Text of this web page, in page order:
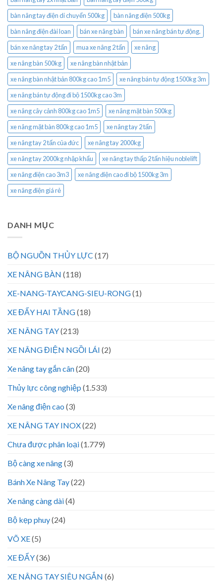
bàn nâng tay điện di chuyển 500kg
bàn nâng điện 500kg
bàn nâng điện đài loan
bán xe nâng bàn
bán xe nâng bán tự động.
bán xe nâng tay 2 tấn
mua xe nâng 2 tấn
xe nâng
xe nâng bàn 500kg
xe nâng bàn nhật bản
xe nâng bàn nhật bản 800kg cao 1m5
xe nâng bán tự động 1500kg 3m
xe nâng bán tự động đi bộ 1500kg cao 3m
xe nâng cây cảnh 800kg cao 1m5
xe nâng mặt bàn 500kg
xe nâng mặt bàn 800kg cao 1m5
xe nâng tay 2 tấn
xe nâng tay 2 tấn của đức
xe nâng tay 2000kg
xe nâng tay 2000kg nhập khẩu
xe nâng tay thấp 2 tấn hiệu noblelift
xe nâng điện cao 3m3
xe nâng điện cao đi bộ 1500kg 3m
xe nâng điện giá rẻ
DANH MỤC
BỘ NGUỒN THỦY LỰC (17)
XE NÂNG BÀN (118)
XE-NANG-TAYCANG-SIEU-RONG(1)
XE ĐẨY HAI TẦNG(18)
XE NÂNG TAY(213)
XE NÂNG ĐIỆN NGỒI LÁI (2)
Xe nâng tay gắn cân(20)
Thủy lực công nghiệp (1.533)
Xe nâng điện cao (3)
XE NÂNG TAY INOX(22)
Chưa được phân loại(1.779)
Bộ càng xe nâng(3)
Bánh Xe Nâng Tay(22)
Xe nâng càng dài(4)
Bộ kẹp phuy(24)
VÕ XE(5)
XE ĐẨY(36)
XE NÂNG TAY SIÊU NGẮN (6)